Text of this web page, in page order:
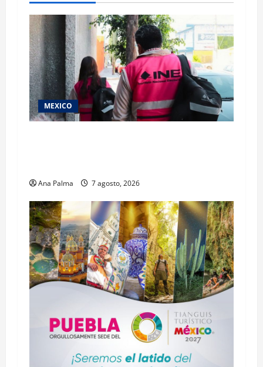
MEXICO
Ana Palma 7 agosto, 2026